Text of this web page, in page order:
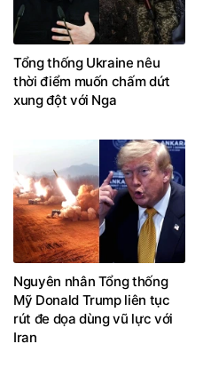
Tổng thống Ukraine nêu
thời điểm muốn chấm dứt
xung đột với Nga
Nguyên nhân Tổng thống
Mỹ Donald Trump liên tục
rút đe dọa dùng vũ lực với
Iran